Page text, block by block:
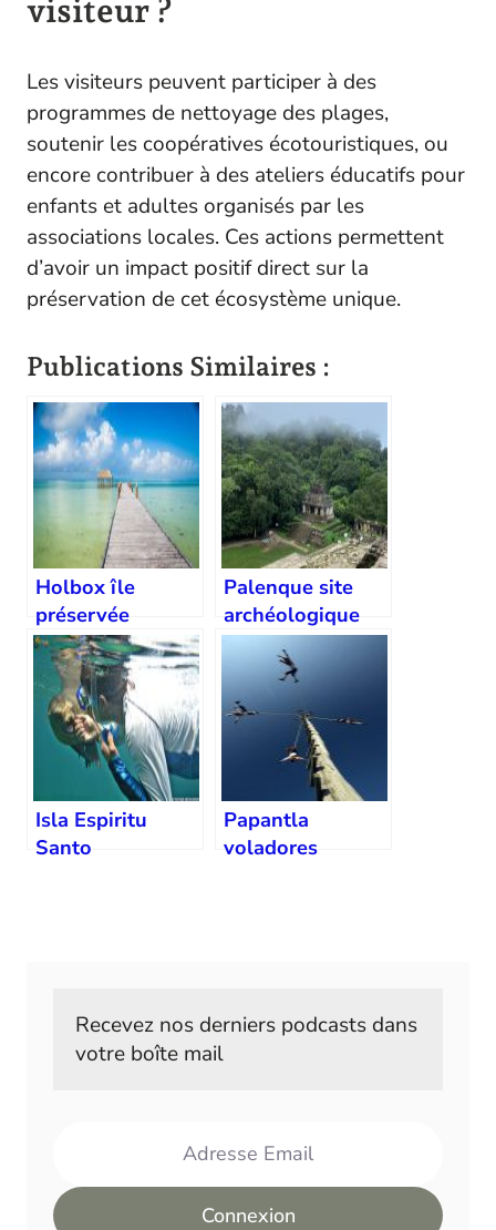
visiteur ?
Les visiteurs peuvent participer à des
programmes de nettoyage des plages,
soutenir les coopératives écotouristiques, ou
encore contribuer à des ateliers éducatifs pour
enfants et adultes organisés par les
associations locales. Ces actions permettent
d’avoir un impact positif direct sur la
préservation de cet écosystème unique.
Publications Similaires :
Holbox île
préservée
Palenque site
archéologique
jungle
Isla Espiritu
Santo
Papantla
voladores
Recevez nos derniers podcasts dans
votre boîte mail
Adresse Email
Connexion